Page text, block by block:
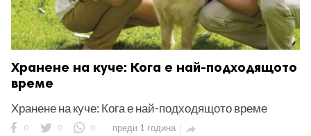
Хранене на куче: Кога е най-подходящото
време
Хранене на куче: Кога е най-подходящото време
0 0 0 преди 1 година 